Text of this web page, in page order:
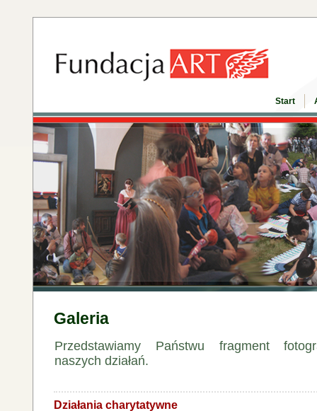
Start
Galeria
Przedstawiamy Państwu fragment
naszych działań.
Działania charytatywne